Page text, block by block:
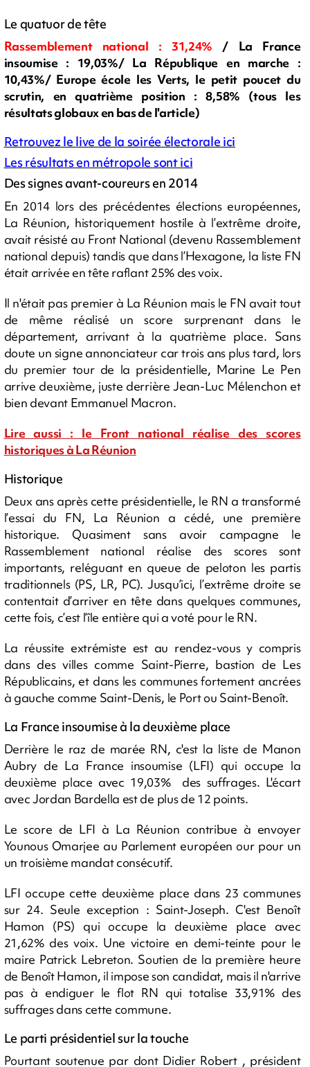
Le quatuor de tête
Rassemblement national : 31,24% / La France
insoumise : 19,03%/La République en marche :
10,43%/ Europe école les Verts, le petit poucet du
scrutin, en quatrième position : 8,58% (tous les
résultats globaux en bas de l'article)
Retrouvez le live de la soirée électorale ici
Les résultats en métropole sont ici
Des signes avant-coureurs en 2014
En 2014 lors des précédentes élections européennes,
La Réunion, historiquement hostile à l’extrême droite,
avait résisté au Front National (devenu Rassemblement
national depuis) tandis que dans l’Hexagone, la liste FN
était arrivée en tête raflant 25% des voix.
Il n'était pas premier à La Réunion mais le FN avait tout
de même réalisé un score surprenant dans le
département, arrivant à la quatrième place. Sans
doute un signe annonciateur car trois ans plus tard, lors
du premier tour de la présidentielle, Marine Le Pen
arrive deuxième, juste derrière Jean-Luc Mélenchon et
bien devant Emmanuel Macron.
Lire aussi : le Front national réalise des scores
historiques à La Réunion
Historique
Deux ans après cette présidentielle, le RN a transformé
l’essai du FN, La Réunion a cédé, une première
historique. Quasiment sans avoir campagne le
Rassemblement national réalise des scores sont
importants, reléguant en queue de peloton les partis
traditionnels (PS, LR, PC). Jusqu’ici, l’extrême droite se
contentait d’arriver en tête dans quelques communes,
cette fois, c’est l’île entière qui a voté pour le RN.
La réussite extrémiste est au rendez-vous y compris
dans des villes comme Saint-Pierre, bastion de Les
Républicains, et dans les communes fortement ancrées
à gauche comme Saint-Denis, le Port ou Saint-Benoît.
La France insoumise à la deuxième place
Derrière le raz de marée RN, c'est la liste de Manon
Aubry de La France insoumise (LFI) qui occupe la
deuxième place avec 19,03% des suffrages. L'écart
avec Jordan Bardella est de plus de 12 points.
Le score de LFI à La Réunion contribue à envoyer
Younous Omarjee au Parlement européen our pour un
un troisième mandat consécutif.
LFI occupe cette deuxième place dans 23 communes
sur 24. Seule exception : Saint-Joseph. C'est Benoît
Hamon (PS) qui occupe la deuxième place avec
21,62% des voix. Une victoire en demi-teinte pour le
maire Patrick Lebreton. Soutien de la première heure
de Benoît Hamon, il impose son candidat, mais il n'arrive
pas à endiguer le flot RN qui totalise 33,91% des
suffrages dans cette commune.
Le parti présidentiel sur la touche
Pourtant soutenue par dont Didier Robert , président